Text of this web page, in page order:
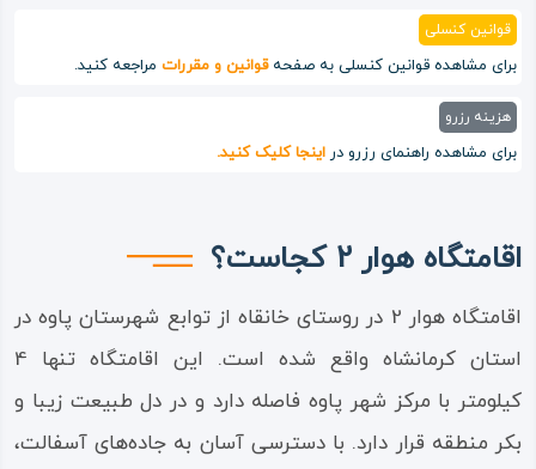
قوانین کنسلی
برای مشاهده قوانین کنسلی به صفحهقوانین و مقررات مراجعه کنید.
هزینه رزرو
برای مشاهده راهنمای رزرو در اینجا کلیک کنید.
اقامتگاه هوار 2 کجاست؟
اقامتگاه هوار 2 در روستای خانقاه از توابع شهرستان پاوه در
استان کرمانشاه واقع شده است. این اقامتگاه تنها 4
کیلومتر با مرکز شهر پاوه فاصله دارد و در دل طبیعت زیبا و
بکر منطقه قرار دارد. با دسترسی آسان به جاده‌های آسفالت،